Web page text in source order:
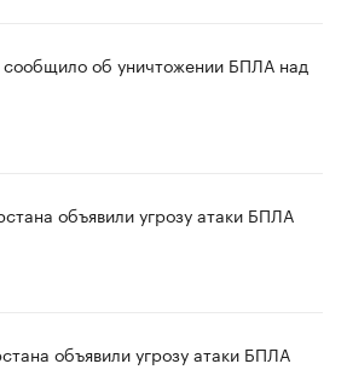
об уничтожении БПЛА над
объявили угрозу атаки БПЛА
объявили угрозу атаки БПЛА